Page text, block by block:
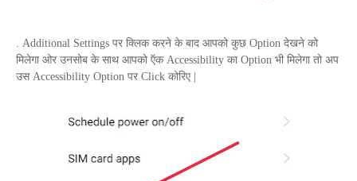
. Additional Settings पर क्लिक करने के बाद आपको कुछ Option देखने को
मिलेगा ओर उनसोब के साथ आपको ऍक Accessibility का Option भी मिलेगा तो अप
उस Accessibility Option पर Click कोरिए |